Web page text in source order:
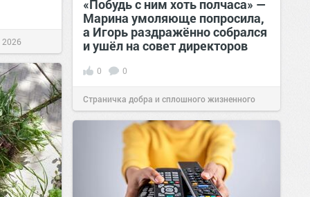
«Побудь с ним хоть полчаса» —
Марина умоляюще попросила,
а Игорь раздражённо собрался
и ушёл на совет директоров
0 0
Страничка добра и сплошного жизненного
позитива!19:38Вчера
2026